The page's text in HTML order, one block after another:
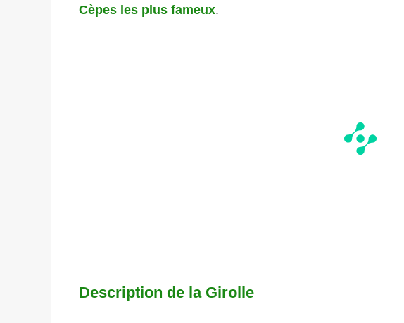
Cèpes les plus fameux.
Description de la Girolle